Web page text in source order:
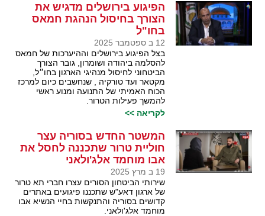
הפיגוע בירושלים מדגיש את
הצורך בחיסול הנהגת חמאס
בחו"ל
12 ב ספטמבר 2025
בצל הפיגוע בירושלים וההיערכות של חמאס
להסלמה ביהודה ושומרון, גובר הצורך
הביטחוני לחיסול מנהיגי הארגון בחו״ל,
מקטאר ועד טורקיה , שנחשבים כיום למרכז
הכוח האמיתי של התנועה ומנוע ראשי
להמשך פעילות הטרור.
לקריאה >>
המשטר החדש בסוריה עצר
חוליית טרור שתכננה לחסל את
אבו מוחמד אלג'ולאני
19 ב מרץ 2025
שירותי הביטחון הסורים עצרו חברי תא טרור
של ארגון דאע"ש שתכננו פיגועים באתרים
קדושים בסוריה והתנקשות בחיי הנשיא אבו
מוחמד אלג'ולאני.